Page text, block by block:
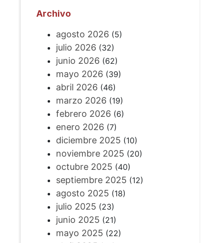
Archivo
agosto 2026 (5)
julio 2026 (32)
junio 2026 (62)
mayo 2026 (39)
abril 2026 (46)
marzo 2026 (19)
febrero 2026 (6)
enero 2026 (7)
diciembre 2025 (10)
noviembre 2025 (20)
octubre 2025 (40)
septiembre 2025 (12)
agosto 2025 (18)
julio 2025 (23)
junio 2025 (21)
mayo 2025 (22)